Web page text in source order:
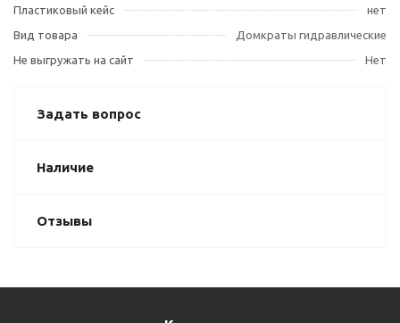
Пластиковый кейс
нет
Вид товара
Домкраты гидравлические
Не выгружать на сайт
Нет
Задать вопрос
Наличие
Отзывы